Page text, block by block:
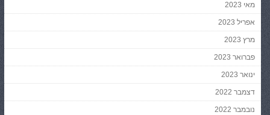
מאי 2023
אפריל 2023
מרץ 2023
פברואר 2023
ינואר 2023
דצמבר 2022
נובמבר 2022